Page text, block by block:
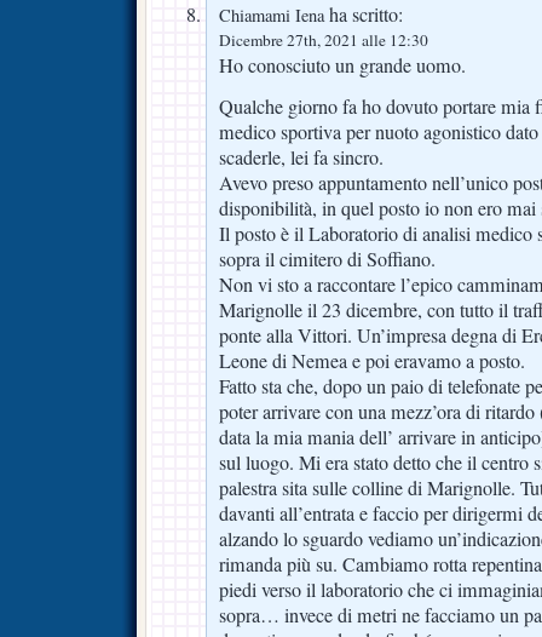
Chiamami Ienaha scritto:
Dicembre 27th, 2021 alle 12:30
Ho conosciuto un grande uomo.
Qualche giorno fa ho dovuto portare mia
medico sportiva per nuoto agonistico
scaderle, lei fa sincro.
Avevo preso appuntamento nell’unico
disponibilità, in quel posto io non ero mai
Il posto è il Laboratorio di analisi medico
sopra il cimitero di Soffiano.
Non vi sto a raccontare l’epico
Marignolle il 23 dicembre, con tutto il
ponte alla Vittori. Un’impresa degna di
Leone di Nemea e poi eravamo a posto.
Fatto sta che, dopo un paio di telefonate
poter arrivare con una mezz’ora di
data la mia mania dell’ arrivare in
sul luogo. Mi era stato detto che il centro
palestra sita sulle colline di Marignolle.
davanti all’entrata e faccio per dirigermi
alzando lo sguardo vediamo
rimanda più su. Cambiamo rotta
piedi verso il laboratorio che ci
sopra… invece di metri ne facciamo un